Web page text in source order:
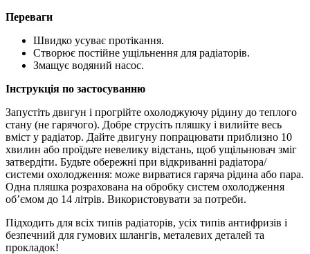
Переваги
Швидко усуває протікання.
Створює постійне ущільнення для радіаторів.
Змащує водяний насос.
Інструкція по застосуванню
Запустіть двигун і прогрійте охолоджуючу рідину до теплого
стану (не гарячого). Добре струсіть пляшку і вилийте весь
вміст у радіатор. Дайте двигуну попрацювати приблизно 10
хвилин або проїдьте невелику відстань, щоб ущільнювач зміг
затвердіти. Будьте обережні при відкриванні радіатора/
системи охолодження: може вирватися гаряча рідина або пара.
Одна пляшка розрахована на обробку систем охолодження
об’ємом до 14 літрів. Використовувати за потреби.
Підходить для всіх типів радіаторів, усіх типів антифризів і
безпечний для гумових шлангів, металевих деталей та
прокладок!